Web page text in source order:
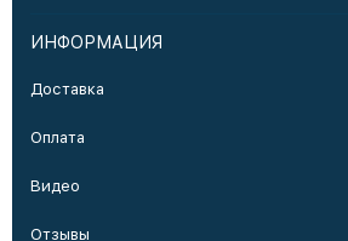
ИНФОРМАЦИЯ
Доставка
Оплата
Видео
Отзывы